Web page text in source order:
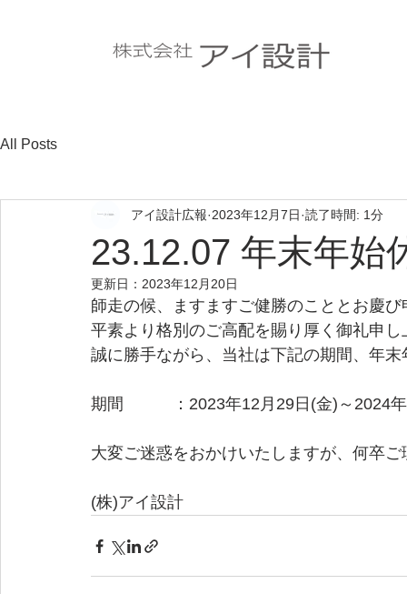
All Posts
23.12.07 年末年始
アイ設計広報 2023年12月7日 読了時間: 1分
更新日： 2023年12月20日
師走の候、ますますご健勝のこととお慶
平素より格別のご高配を賜り厚く御礼申し
誠に勝手ながら、当社は下記の期間、年
期間　　　：2023年12月29日(金)～2024
大変ご迷惑をおかけいたしますが、何卒
(株)アイ設計